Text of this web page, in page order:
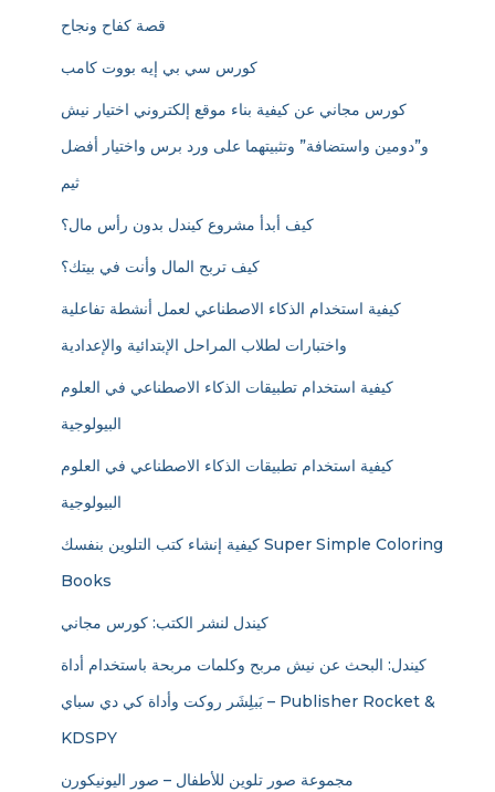
قصة كفاح ونجاح
كورس سي بي إيه بووت كامب
كورس مجاني عن كيفية بناء موقع إلكتروني اختيار نيش
و”دومين واستضافة” وتثبيتهما على ورد برس واختيار أفضل
ثيم
كيف أبدأ مشروع كيندل بدون رأس مال؟
كيف تربح المال وأنت في بيتك؟
كيفية استخدام الذكاء الاصطناعي لعمل أنشطة تفاعلية
واختبارات لطلاب المراحل الإبتدائية والإعدادية
كيفية استخدام تطبيقات الذكاء الاصطناعي في العلوم
كيفية استخدام تطبيقات الذكاء الاصطناعي في العلوم
كيفية إنشاء كتب التلوين بنفسك Super Simple Coloring
Books
كيندل لنشر الكتب: كورس مجاني
كيندل: البحث عن نيش مربح وكلمات مربحة باستخدام أداة
بَبلِشَر روكت وأداة كي دي سباي – Publisher Rocket &
KDSPY
مجموعة صور تلوين للأطفال – صور اليونيكورن